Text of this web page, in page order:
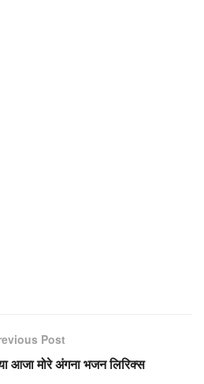
Post
आजा मोरे अंगना भजन लिरिक्स